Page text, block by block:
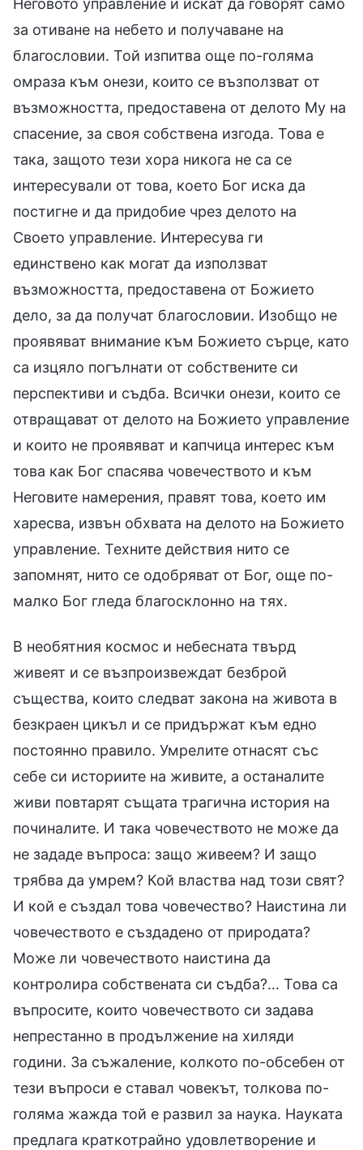
за отиване на небето и получаване на
благословии. Той изпитва още по-голяма
омраза към онези, които се възползват от
възможността, предоставена от делото Му на
спасение, за своя собствена изгода. Това е
така, защото тези хора никога не са се
интересували от това, което Бог иска да
постигне и да придобие чрез делото на
Своето управление. Интересува ги
единствено как могат да използват
възможността, предоставена от Божието
дело, за да получат благословии. Изобщо не
проявяват внимание към Божието сърце, като
са изцяло погълнати от собствените си
перспективи и съдба. Всички онези, които се
отвращават от делото на Божието управление
и които не проявяват и капчица интерес към
това как Бог спасява човечеството и към
Неговите намерения, правят това, което им
харесва, извън обхвата на делото на Божието
управление. Техните действия нито се
запомнят, нито се одобряват от Бог, още по-
малко Бог гледа благосклонно на тях.
В необятния космос и небесната твърд
живеят и се възпроизвеждат безброй
същества, които следват закона на живота в
безкраен цикъл и се придържат към едно
постоянно правило. Умрелите отнасят със
себе си историите на живите, а останалите
живи повтарят същата трагична история на
починалите. И така човечеството не може да
не зададе въпроса: защо живеем? И защо
трябва да умрем? Кой властва над този свят?
И кой е създал това човечество? Наистина ли
човечеството е създадено от природата?
Може ли човечеството наистина да
контролира собствената си съдба?… Това са
въпросите, които човечеството си задава
непрестанно в продължение на хиляди
години. За съжаление, колкото по-обсебен от
тези въпроси е ставал човекът, толкова по-
голяма жажда той е развил за наука. Науката
предлага краткотрайно удовлетворение и